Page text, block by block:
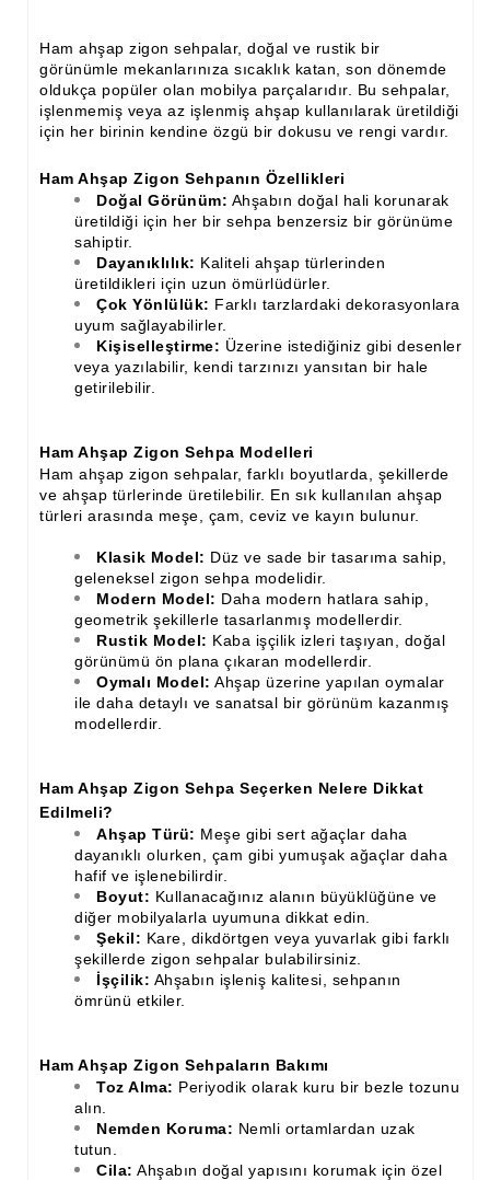
İthal Ahşap Oyma İmalatı
Kapı ve Çerçeve Çıtaları
Kartonpiyer Kapı Vitrin Çıtaları
Kartonpiyer Vitrin Çıtaları
Kontra Mdf Cnc Seperatör
Kontraplak Aplik İmalatı Modelleri
Köşe ve Kartonpiyer Profilleri
Lambri Kapı Kavisleri
Lambri Kapı Yayları
Masif Oymalı Modeller
Masif Üzeri Cnc Yazı, Desen, Logo İşleme
Ahşap Merdiven Küpeşte Korkuluk İmalatı
Muz Dilimi Rozet, Piramit İmalatı, Modelleri
Ahşap Oymalı Dekoratif Köşe İmalatı, Modelleri
Ahşap Saçak Çıta İmalatı Modelleri
Ahşap Korniş Modelleri
Ham Ahşap Avangard Dolap Koltuk Ayak İmalatı Modelleri
Ham Ahşap Avangard Masa Ayakları İmalatı Modelleri
Ham Ahşap Avangard Sehpa, Sandalye, Puf Ayakları İmalatı,
Modell
Ham ahşap zigon sehpalar, doğal ve rustik bir
görünümle mekanlarınıza sıcaklık katan, son dönemde
oldukça popüler olan mobilya parçalarıdır. Bu sehpalar,
işlenmemiş veya az işlenmiş ahşap kullanılarak üretildiği
için her birinin kendine özgü bir dokusu ve rengi vardır.
Ham Ahşap Zigon Sehpanın Özellikleri
Doğal Görünüm: Ahşabın doğal hali korunarak
üretildiği için her bir sehpa benzersiz bir görünüme
sahiptir.
Dayanıklılık: Kaliteli ahşap türlerinden
üretildikleri için uzun ömürlüdürler.
Çok Yönlülük: Farklı tarzlardaki dekorasyonlara
uyum sağlayabilirler.
Kişiselleştirme: Üzerine istediğiniz gibi desenler
veya yazılabilir, kendi tarzınızı yansıtan bir hale
getirilebilir.
Ham Ahşap Zigon Sehpa Modelleri
Ham ahşap zigon sehpalar, farklı boyutlarda, şekillerde
ve ahşap türlerinde üretilebilir. En sık kullanılan ahşap
türleri arasında meşe, çam, ceviz ve kayın bulunur.
Klasik Model: Düz ve sade bir tasarıma sahip,
geleneksel zigon sehpa modelidir.
Modern Model: Daha modern hatlara sahip,
geometrik şekillerle tasarlanmış modellerdir.
Rustik Model: Kaba işçilik izleri taşıyan, doğal
görünümü ön plana çıkaran modellerdir.
Oymalı Model: Ahşap üzerine yapılan oymalar
ile daha detaylı ve sanatsal bir görünüm kazanmış
modellerdir.
Ham Ahşap Zigon Sehpa Seçerken Nelere Dikkat
Edilmeli?
Ahşap Türü: Meşe gibi sert ağaçlar daha
dayanıklı olurken, çam gibi yumuşak ağaçlar daha
hafif ve işlenebilirdir.
Boyut: Kullanacağınız alanın büyüklüğüne ve
diğer mobilyalarla uyumuna dikkat edin.
Şekil: Kare, dikdörtgen veya yuvarlak gibi farklı
şekillerde zigon sehpalar bulabilirsiniz.
İşçilik: Ahşabın işleniş kalitesi, sehpanın
ömrünü etkiler.
Ham Ahşap Zigon Sehpaların Bakımı
Toz Alma: Periyodik olarak kuru bir bezle tozunu
alın.
Nemden Koruma: Nemli ortamlardan uzak
tutun.
Cila: Ahşabın doğal yapısını korumak için özel